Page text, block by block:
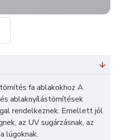
fa ablakokhoz A
ablaknyílástömítések
rendelkeznek. Emellett jól
az UV sugárzásnak, az
lúgoknak.